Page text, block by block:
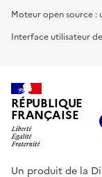
Moteur open source :
Interface utilisateur
RÉPUBLIQUE
FRANÇAISE
Un produit de la